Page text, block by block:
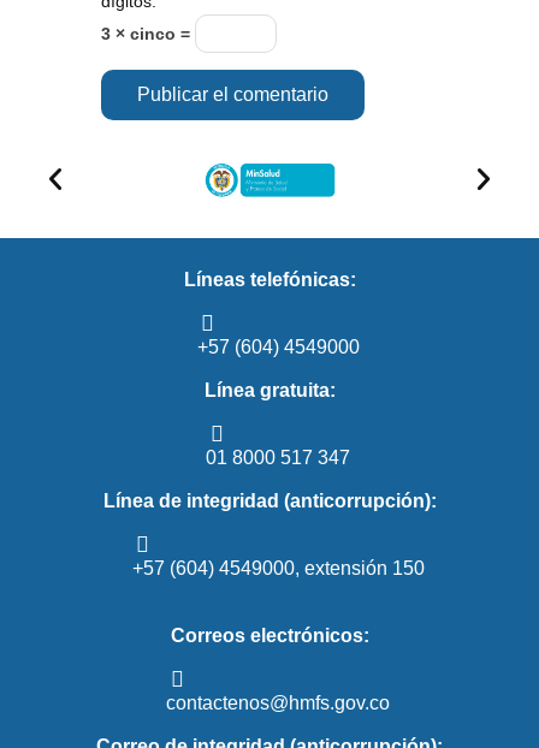
3 × cinco =
Líneas telefónicas:
+57 (604) 4549000
Línea gratuita:
01 8000 517 347
Línea de integridad (anticorrupción):
+57 (604) 4549000, extensión 150
Correos electrónicos:
contactenos@hmfs.gov.co